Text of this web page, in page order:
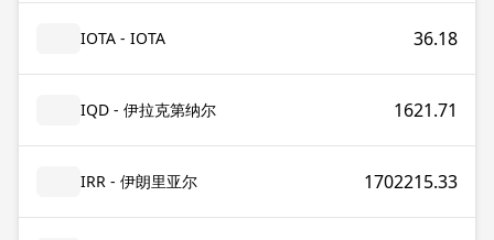
IOTA - IOTA 36.18
IQD - 伊拉克第纳尔 1621.71
IRR - 伊朗里亚尔 1702215.33